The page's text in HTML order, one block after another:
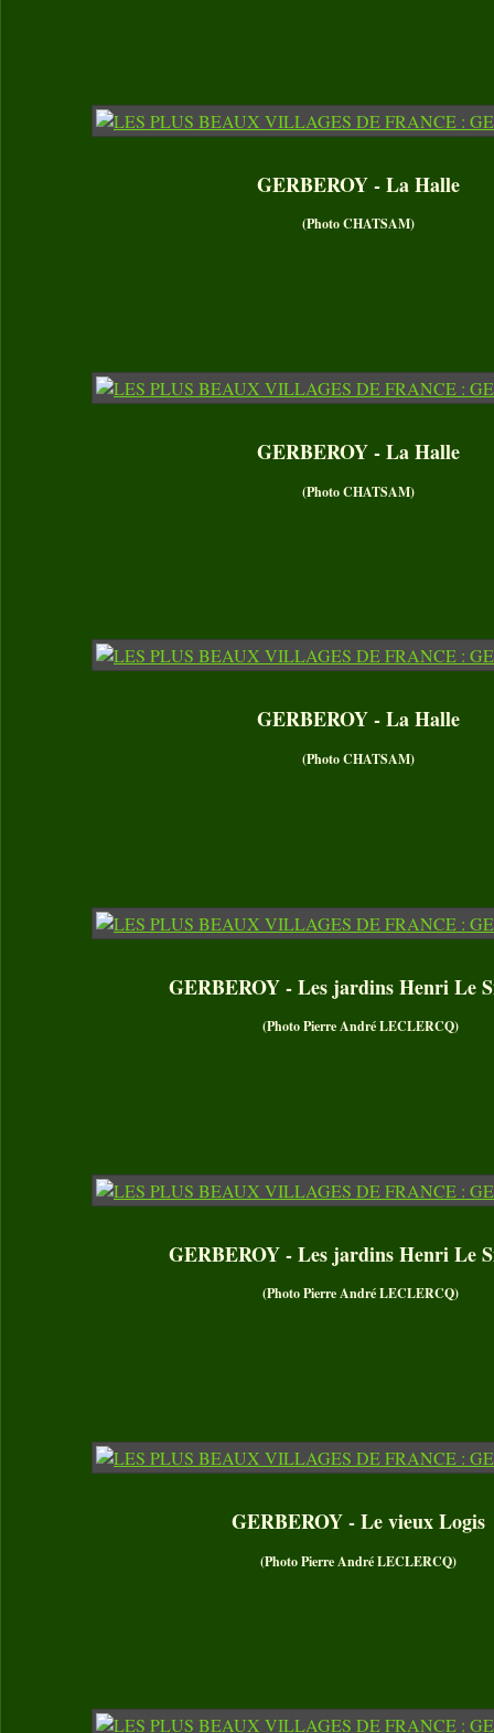
GERBEROY - La Halle
(Photo CHATSAM)
GERBEROY - La Halle
(Photo CHATSAM)
GERBEROY - La Halle
(Photo CHATSAM)
GERBEROY - Les jardins Henri Le
(Photo Pierre André LECLERCQ)
GERBEROY - Les jardins Henri Le
(Photo Pierre André LECLERCQ)
GERBEROY - Le vieux Logis
(Photo Pierre André LECLERCQ)